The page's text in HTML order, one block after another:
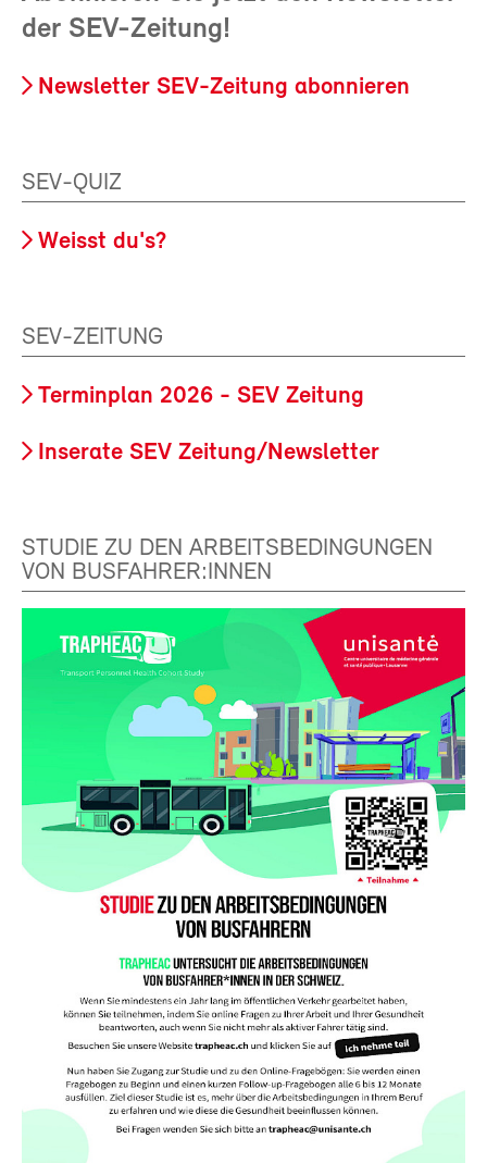
der SEV-Zeitung!
Newsletter SEV-Zeitung abonnieren
SEV-QUIZ
Weisst du's?
SEV-ZEITUNG
Terminplan 2026 - SEV Zeitung
Inserate SEV Zeitung/Newsletter
STUDIE ZU DEN ARBEITSBEDINGUNGEN
VON BUSFAHRER:INNEN